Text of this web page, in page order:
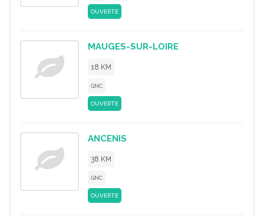
OUVERTE
MAUGES-SUR-LOIRE
18 KM
GNC
OUVERTE
ANCENIS
38 KM
GNC
OUVERTE